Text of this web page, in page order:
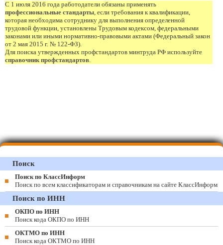
С 1 июля 2016 года работодатели обязаны применять
профессиональные стандарты, если требования к квалификации,
которая необходима сотруднику для выполнения определенной
трудовой функции, установлены Трудовым кодексом, федеральными
законами или иными нормативно-правовыми актами (Федеральный закон
от 2 мая 2015 г. № 122-ФЗ).
Для поиска утвержденных профстандартов минтруда РФ используйте
справочник профстандартов.
Поиск
Поиск по КлассИнформ
Поиск по всем классификаторам и справочникам на сайте КлассИнформ
Поиск по ИНН
ОКПО по ИНН
Поиск кода ОКПО по ИНН
ОКТМО по ИНН
Поиск кода ОКТМО по ИНН